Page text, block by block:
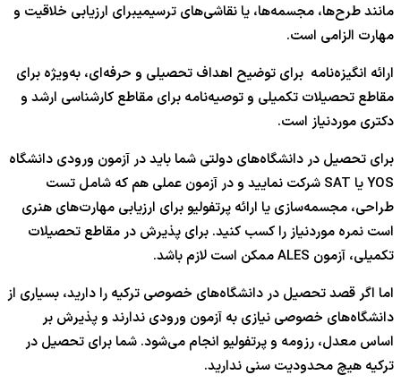
مانند طرح‌ها، مجسمه‌ها، یا نقاشی‌های ترسیمیبرای ارزیابی خلاقیت و
مهارت الزامی است.
ارائه انگیزه‌نامه برای توضیح اهداف تحصیلی و حرفه‌ای، به‌ویژه برای
مقاطع تحصیلات تکمیلی و توصیه‌نامه برای مقاطع کارشناسی ارشد و
دکتری موردنیاز است.
برای تحصیل در دانشگاه‌های دولتی شما باید در آزمون ورودی دانشگاه
YOS یا SAT شرکت نمایید و در آزمون عملی هم که شامل تست
طراحی، مجسمه‌سازی یا ارائه پرتفولیو برای ارزیابی مهارت‌های هنری
است نمره موردنیاز را کسب کنید. برای پذیرش در مقاطع تحصیلات
تکمیلی، آزمون ALES ممکن است لازم باشد.
اما اگر قصد تحصیل در دانشگاه‌های خصوصی ترکیه را دارید، بسیاری از
دانشگاه‌های خصوصی نیازی به آزمون ورودی ندارند و پذیرش بر
اساس معدل، رزومه و پرتفولیو انجام می‌شود. شما برای تحصیل در
ترکیه هیچ محدودیت سنی ندارید.